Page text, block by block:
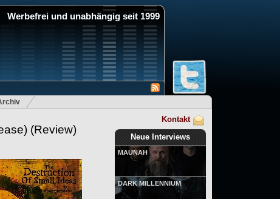
Werbefrei und unabhängig seit 1999
Kontakt
Neue Interviews
MAUNAH
DARK MILLENNIUM
(Review)